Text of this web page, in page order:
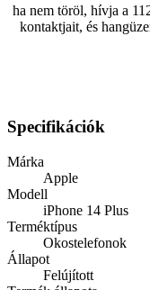
ha nem töröl, hívja a
kontaktjait, és
Specifikációk
Márka
Apple
Modell
iPhone 14 Plus
Terméktípus
Okostelefonok
Állapot
Felújított